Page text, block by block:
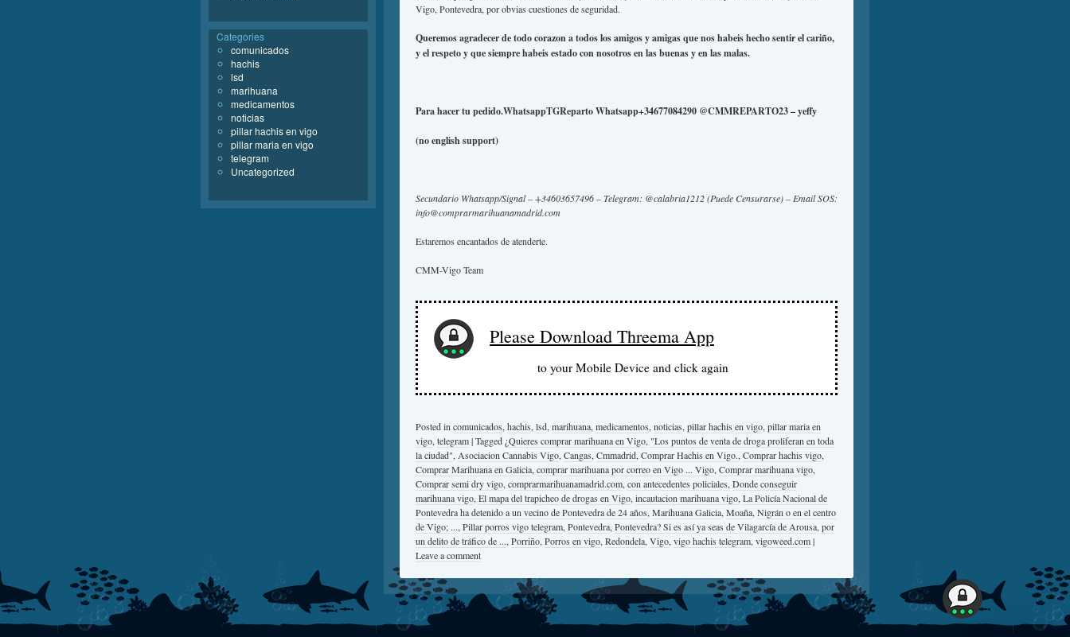
Vigo, Pontevedra, por obvias cuestiones de seguridad.
Queremos agradecer de todo corazon a todos los amigos y amigas que nos habeis hecho sentir el cariño,
y el respeto y que siempre habeis estado con nosotros en las buenas y en las malas.
Para hacer tu pedido.WhatsappTGReparto Whatsapp+34677084290 @CMMREPARTO23 – yeffy
(no english support)
Secundario Whatsapp/Signal – +34603657496 – Telegram: @calabria1212 (Puede Censurarse) – Email SOS:
info@comprarmarihuanamadrid.com
Estaremos encantados de atenderte.
CMM-Vigo Team
Please Download Threema App
to your Mobile Device and click again
Posted in comunicados, hachis, lsd, marihuana, medicamentos, noticias, pillar hachis en vigo, pillar maria en
vigo, telegram|Tagged ¿Quieres comprar marihuana en Vigo, "Los puntos de venta de droga proliferan en toda
la ciudad", Asociacion Cannabis Vigo, Cangas, Cmmadrid, Comprar Hachis en Vigo., Comprar hachis vigo,
Comprar Marihuana en Galicia, comprar marihuana por correo en Vigo ... Vigo, Comprar marihuana vigo,
Comprar semi dry vigo, comprarmarihuanamadrid.com, con antecedentes policiales, Donde conseguir
marihuana vigo, El mapa del trapicheo de drogas en Vigo, incautacion marihuana vigo, La Policía Nacional de
Pontevedra ha detenido a un vecino de Pontevedra de 24 años, Marihuana Galicia, Moaña, Nigrán o en el centro
de Vigo; ..., Pillar porros vigo telegram, Pontevedra, Pontevedra? Si es así ya seas de Vilagarcía de Arousa, por
un delito de tráfico de ..., Porriño, Porros en vigo, Redondela, Vigo, vigo hachis telegram, vigoweed.com|
Leave a comment
Categories
comunicados
hachis
lsd
marihuana
medicamentos
noticias
pillar hachis en vigo
pillar maria en vigo
telegram
Uncategorized